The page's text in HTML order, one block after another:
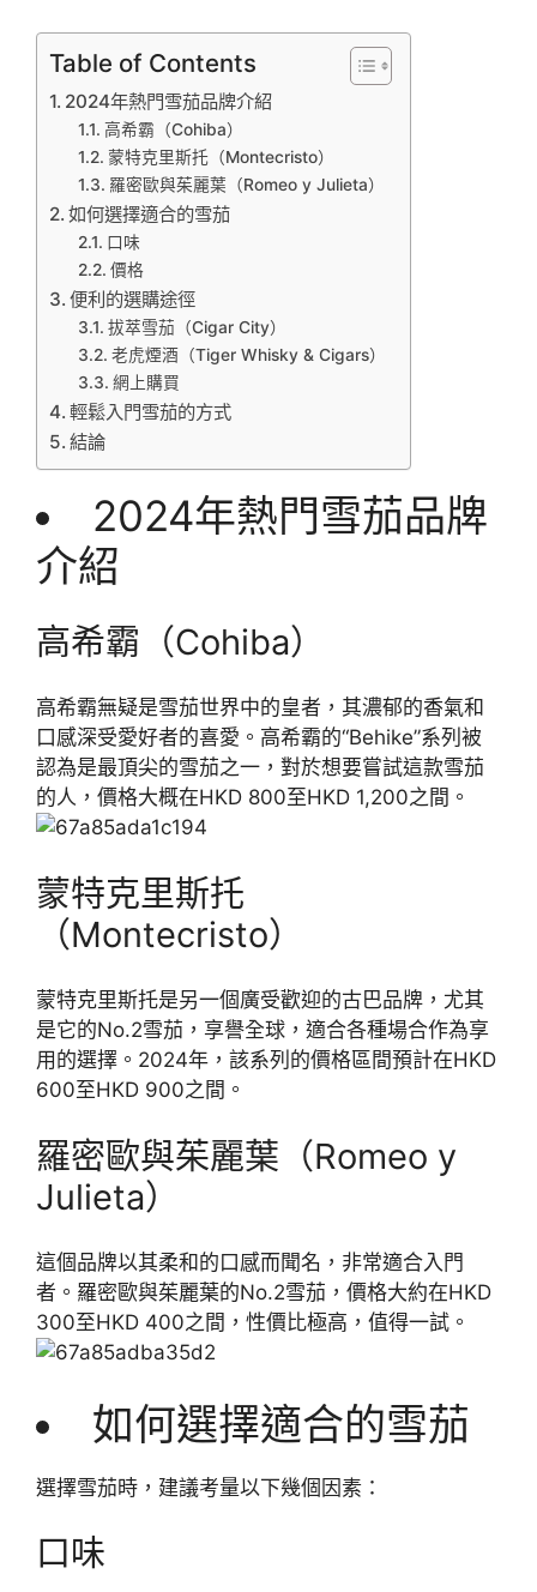
Table of Contents
2024年熱門雪茄品牌介紹
高希霸（Cohiba）
蒙特克里斯托（Montecristo）
羅密歐與茱麗葉（Romeo y Julieta）
如何選擇適合的雪茄
口味
價格
便利的選購途徑
拔萃雪茄（Cigar City）
老虎煙酒（Tiger Whisky & Cigars）
網上購買
輕鬆入門雪茄的方式
結論
2024年熱門雪茄品牌
介紹
高希霸（Cohiba）
高希霸無疑是雪茄世界中的皇者，其濃郁的香氣和
口感深受愛好者的喜愛。高希霸的“Behike”系列被
認為是最頂尖的雪茄之一，對於想要嘗試這款雪茄
的人，價格大概在HKD 800至HKD 1,200之間。
蒙特克里斯托
（Montecristo）
蒙特克里斯托是另一個廣受歡迎的古巴品牌，尤其
是它的No.2雪茄，享譽全球，適合各種場合作為享
用的選擇。2024年，該系列的價格區間預計在HKD
600至HKD 900之間。
羅密歐與茱麗葉（Romeo y
Julieta）
這個品牌以其柔和的口感而聞名，非常適合入門
者。羅密歐與茱麗葉的No.2雪茄，價格大約在HKD
300至HKD 400之間，性價比極高，值得一試。
如何選擇適合的雪茄
選擇雪茄時，建議考量以下幾個因素：
口味